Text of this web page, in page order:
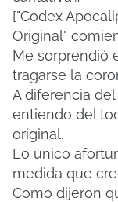
["Codex
Original"
Me sorprendió
tragarse la
A diferencia
entiendo del
original.
Lo único
medida que
Como dijeron